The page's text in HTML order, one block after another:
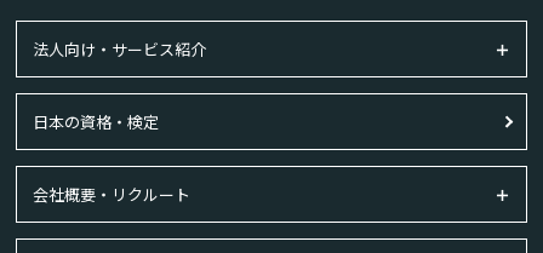
法人向け・サービス紹介
日本の資格・検定
会社概要・リクルート